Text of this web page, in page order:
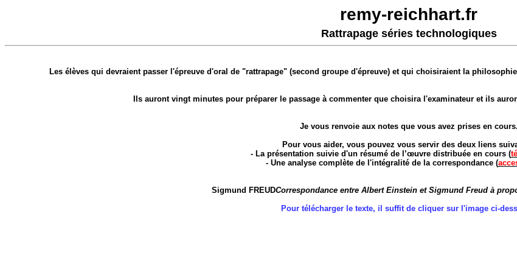
remy-reichhart.fr
Rattrapage séries technologiques
Les élèves qui devraient passer l'épreuve d'oral de "rattrapage" (second groupe d'épreuve) et qui choisiraient la
Ils auront vingt minutes pour préparer le passage à commenter que choisira l'examinateur et ils
Je vous renvoie aux notes que vous avez prises en cours.
Pour vous aider, vous pouvez vous servir des deux liens
- La présentation suivie d'un résumé de l’œuvre distribuée en cours (
- Une analyse complète de l'intégralité de la correspondance (
Sigmund FREUDCorrespondance entre Albert Einstein et Sigmund Freud à
Pour télécharger le texte, il suffit de cliquer sur l'image ci-